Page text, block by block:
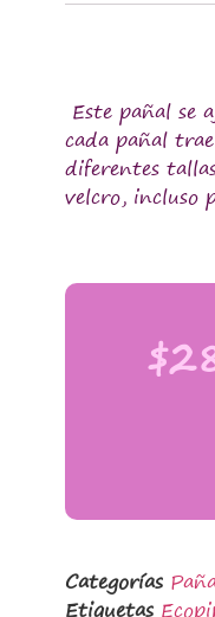
Este pañal se
cada pañal
diferentes
velcro, incluso
$
Categorías
Etiquetas